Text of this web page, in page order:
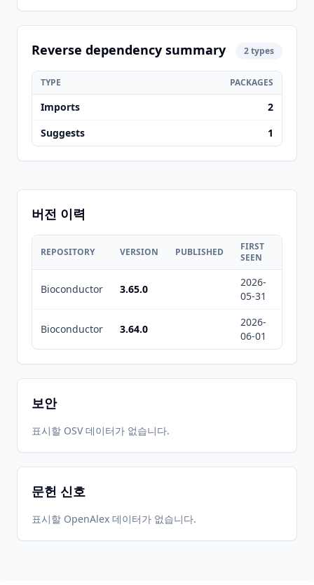
Reverse dependency summary 2 types
TYPE PACKAGES
Imports
2
Suggests
1
버전 이력
REPOSITORY VERSION PUBLISHED
FIRST
SEEN
Bioconductor 3.65.0
2026-
05-31
Bioconductor 3.64.0
2026-
06-01
보안
표시할 OSV 데이터가 없습니다.
문헌 신호
표시할 OpenAlex 데이터가 없습니다.